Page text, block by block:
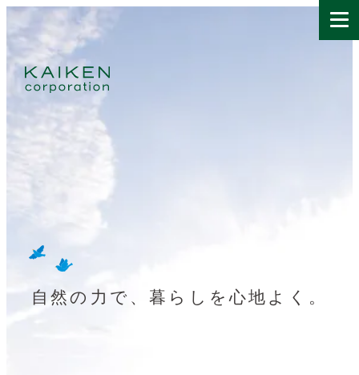
自然の力で、暮らしを心地よく。